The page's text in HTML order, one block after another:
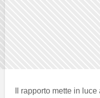
Il rapporto mette in